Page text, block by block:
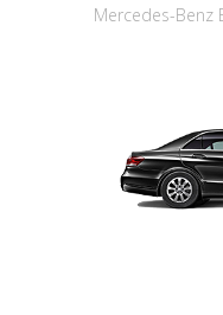
Mercedes-Benz